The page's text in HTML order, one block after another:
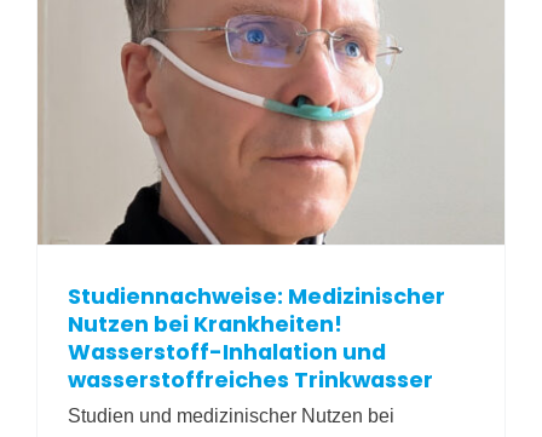
Studiennachweise: Medizinischer
Nutzen bei Krankheiten!
Wasserstoff-Inhalation und
wasserstoffreiches Trinkwasser
Studien und medizinischer Nutzen bei